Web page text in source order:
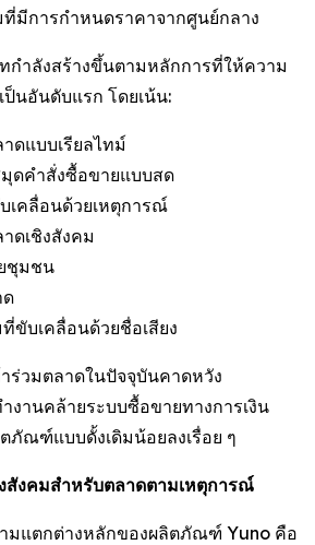
มีการกำหนดราคาจากศูนย์กลาง
กำลังสร้างขึ้นตามหลักการที่ให้ความ
นอันดับแรก โดยเน้น:
ดแบบเรียลไทม์
ดคำสั่งซื้อขายแบบสด
เคลื่อนด้วยเหตุการณ์
ดเชิงสังคม
ชุมชน
ด
ขับเคลื่อนด้วยชื่อเสียง
าร่วมตลาดในปัจจุบันคาดหวัง
งานคล้ายระบบซื้อขายทางการเงิน
ภัณฑ์แบบดั้งเดิมน้อยลงเรื่อย ๆ
สังคมสำหรับตลาดตามเหตุการณ์
มแตกต่างหลักของผลิตภัณฑ์ Yuno คือ